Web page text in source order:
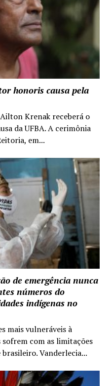
honoris causa pela
Krenak receberá o
da UFBA. A cerimônia
em...
de emergência nunca
números do
indígenas no
mais vulneráveis à
sofrem com as limitações
Vanderlecia...